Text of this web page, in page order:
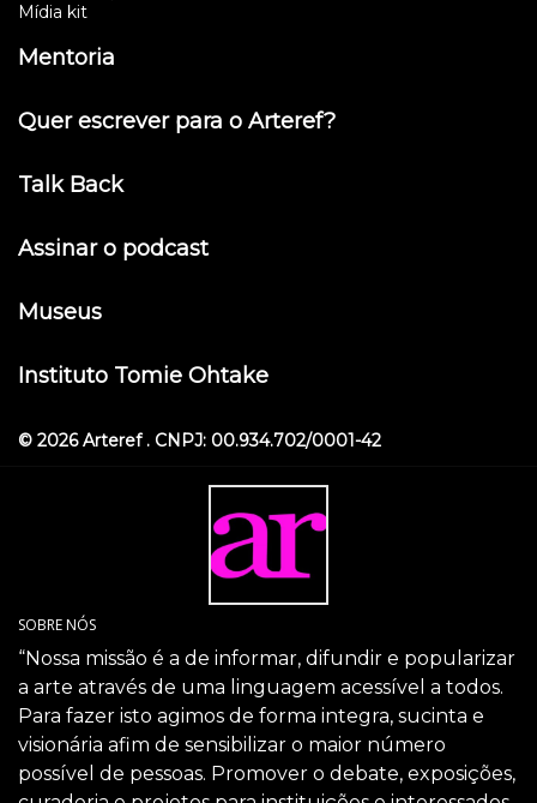
Mídia kit
Mentoria
Quer escrever para o Arteref?
Talk Back
Assinar o podcast
Museus
Instituto Tomie Ohtake
© 2026 Arteref . CNPJ: 00.934.702/0001-42
SOBRE NÓS
“Nossa missão é a de informar, difundir e popularizar
a arte através de uma linguagem acessível a todos.
Para fazer isto agimos de forma integra, sucinta e
visionária afim de sensibilizar o maior número
possível de pessoas. Promover o debate, exposições,